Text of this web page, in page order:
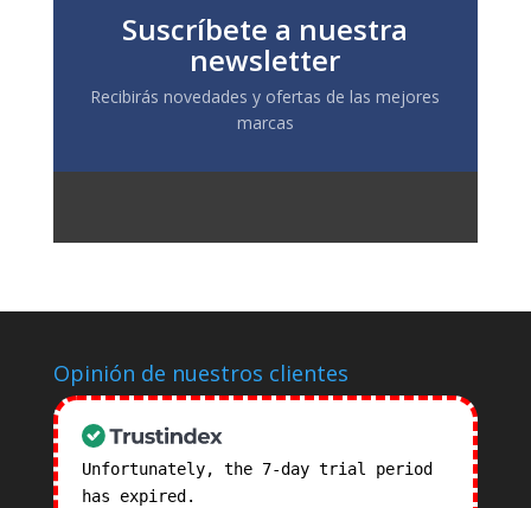
Suscríbete a nuestra
newsletter
Recibirás novedades y ofertas de las mejores
marcas
Opinión de nuestros clientes
Unfortunately, the 7-day trial period
has expired.